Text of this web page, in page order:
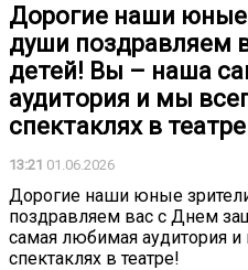
Дорогие наши юные
души поздравляем
детей! Вы – наша
аудитория и мы
спектаклях в
13:21 01.06.2026
Дорогие наши юные
поздравляем вас с Днем
самая любимая аудитория
спектаклях в театре!